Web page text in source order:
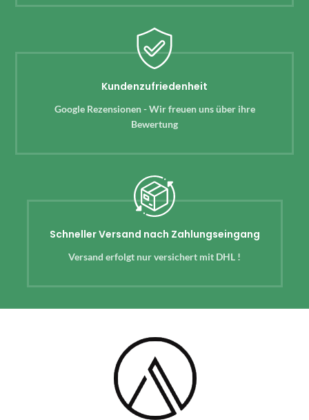
Kundenzufriedenheit
Google Rezensionen - Wir freuen uns über ihre
Bewertung
Schneller Versand nach Zahlungseingang
Versand erfolgt nur versichert mit DHL !